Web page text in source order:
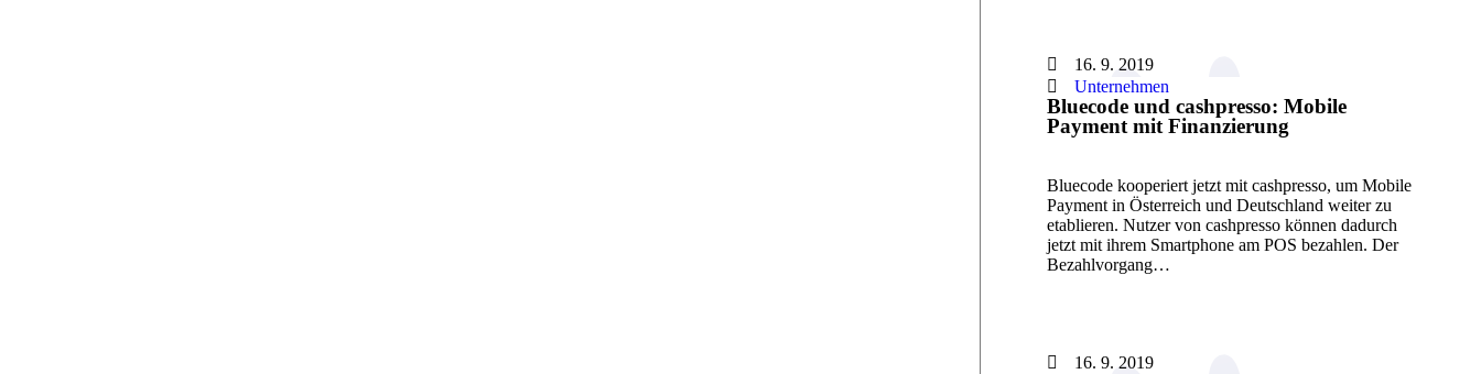
16. 9. 2019
Unternehmen
Bluecode und cashpresso: Mobile
Payment mit Finanzierung
Bluecode kooperiert jetzt mit cashpresso, um Mobile
Payment in Österreich und Deutschland weiter zu
etablieren. Nutzer von cashpresso können dadurch
jetzt mit ihrem Smartphone am POS bezahlen. Der
Bezahlvorgang…
16. 9. 2019